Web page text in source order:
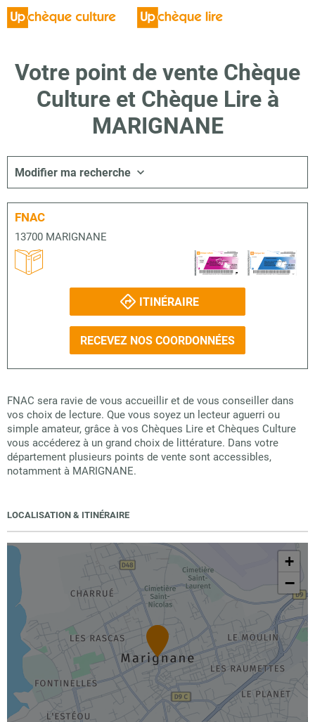
Votre point de vente Chèque
Culture et Chèque Lire à
MARIGNANE
Modifier ma recherche
FNAC
13700 MARIGNANE
ITINÉRAIRE
RECEVEZ NOS COORDONNÉES
FNAC sera ravie de vous accueillir et de vous conseiller dans
vos choix de lecture. Que vous soyez un lecteur aguerri ou
simple amateur, grâce à vos Chèques Lire et Chèques Culture
vous accéderez à un grand choix de littérature. Dans votre
département plusieurs points de vente sont accessibles,
notamment à MARIGNANE.
LOCALISATION & ITINÉRAIRE
+
−